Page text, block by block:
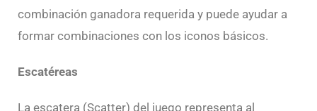
combinación ganadora requerida y puede ayudar a
formar combinaciones con los iconos básicos.
Escatéreas
La escatera (Scatter) del juego representa al